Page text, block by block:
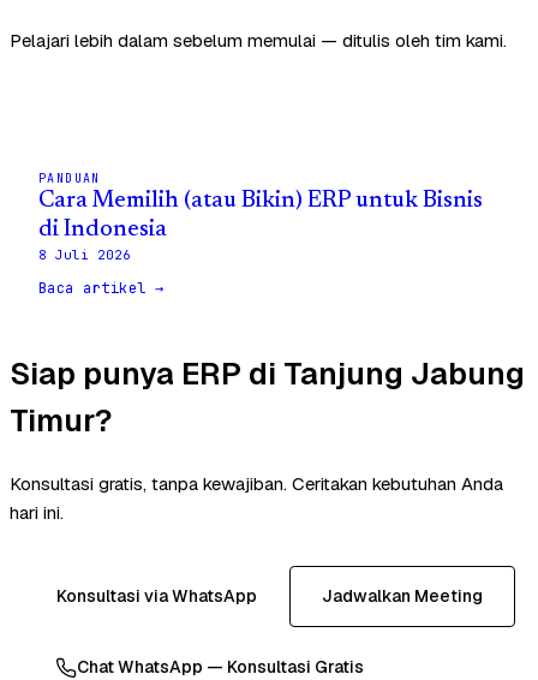
Pelajari lebih dalam sebelum memulai — ditulis oleh tim kami.
PANDUAN
Cara Memilih (atau Bikin) ERP untuk Bisnis
di Indonesia
8 Juli 2026
Baca artikel →
Siap punya ERP di Tanjung Jabung
Timur?
Konsultasi gratis, tanpa kewajiban. Ceritakan kebutuhan Anda
hari ini.
Konsultasi via WhatsApp Jadwalkan Meeting
Chat WhatsApp — Konsultasi Gratis